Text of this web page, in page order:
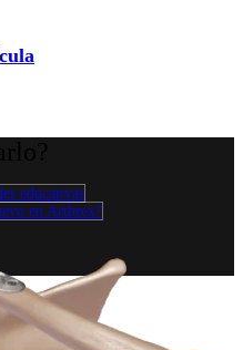
educativas
en Arthrex?